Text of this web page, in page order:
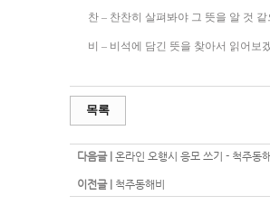
찬 – 찬찬히 살펴봐야 그 뜻을 알 것 같
비 – 비석에 담긴 뜻을 찾아서 읽어보
목록
다음글 | 온라인 오행시 응모 쓰기 - 척주동
이전글 | 척주동해비